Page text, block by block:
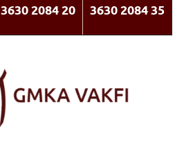
3630 2084 20
3630 2084 35